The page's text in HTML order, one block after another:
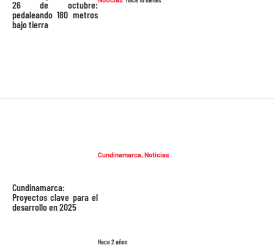
26 de octubre:
pedaleando 180 metros
bajo tierra
Cundinamarca,Noticias
Hace 2 años
Cundinamarca:
Proyectos clave para el
desarrollo en 2025